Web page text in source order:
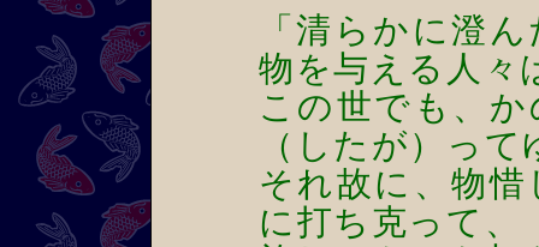
「清らかに澄
物を与える人々
この世でも、
（したが）って
それ故に、物
に打ち克って、